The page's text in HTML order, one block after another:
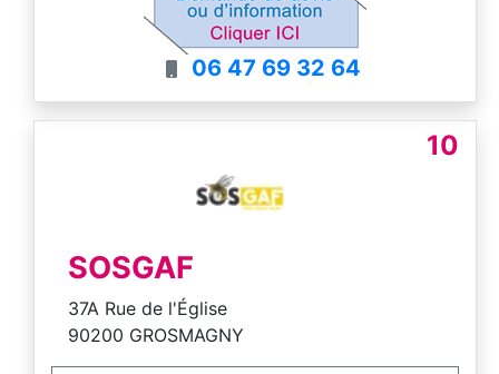
06 47 69 32 64
10
SOSGAF
37A Rue de l'Église
90200 GROSMAGNY